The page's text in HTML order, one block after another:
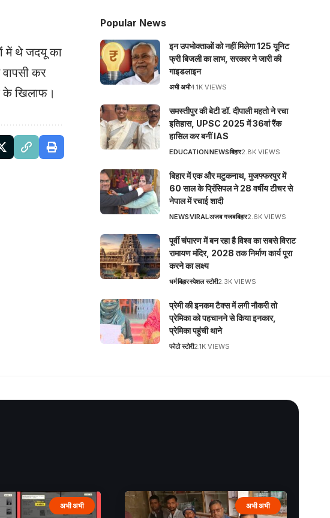
में थे जदयू का
कर
के खिलाफ।
Popular News
इन उपभोक्ताओं को नहीं मिलेगा 125 यूनिट
फ्री बिजली का लाभ, सरकार ने जारी की
गाइडलाइन
अभी अभी4.1K VIEWS
समस्तीपुर की बेटी डॉ. दीपाली महतो ने रचा
इतिहास, UPSC 2025 में 36वां रैंक
हासिल कर बनीं IAS
EDUCATIONNEWSबिहार2.8K VIEWS
बिहार में एक और मटुकनाथ, मुजफ्फरपुर में
60 साल के प्रिंसिपल ने 28 वर्षीय टीचर से
नेपाल में रचाई शादी
NEWSVIRALअजब गजबबिहार2.6K VIEWS
पूर्वी चंपारण में बन रहा है विश्व का सबसे विराट
रामायण मंदिर, 2028 तक निर्माण कार्य पूरा
करने का लक्ष्य
धर्मबिहारस्पेशल स्टोरी2.3K VIEWS
प्रेमी की इनकम टैक्स में लगी नौकरी तो
प्रेमिका को पहचानने से किया इनकार,
प्रेमिका पहुंची थाने
फोटो स्टोरी2.1K VIEWS
अभी अभी अभी अभी